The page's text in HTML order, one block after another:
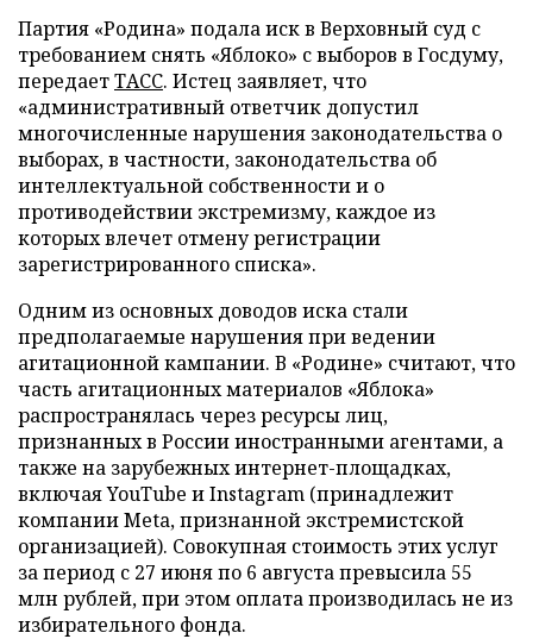
Партия «Родина» подала иск в Верховный суд с
требованием снять «Яблоко» с выборов в Госдуму,
передаетТАСС. Истец заявляет, что
«административный ответчик допустил
многочисленные нарушения законодательства о
выборах, в частности, законодательства об
интеллектуальной собственности и о
противодействии экстремизму, каждое из
которых влечет отмену регистрации
зарегистрированного списка».
Одним из основных доводов иска стали
предполагаемые нарушения при ведении
агитационной кампании. В «Родине» считают, что
часть агитационных материалов «Яблока»
распространялась через ресурсы лиц,
признанных в России иностранными агентами, а
также на зарубежных интернет-площадках,
включая YouTube и Instagram (принадлежит
компании Meta, признанной экстремистской
организацией). Совокупная стоимость этих услуг
за период с 27 июня по 6 августа превысила 55
млн рублей, при этом оплата производилась не из
избирательного фонда.